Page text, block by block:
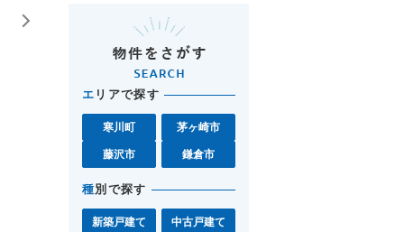
エ リアで探す
寒川町 茅ヶ崎市
藤沢市 鎌倉市
種別で探す
新築戸建て 中古戸建て